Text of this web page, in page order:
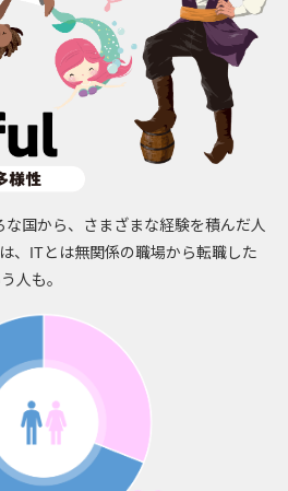
国から、さまざまな経験を積んだ人
、ITとは無関係の職場から転職した
人も。